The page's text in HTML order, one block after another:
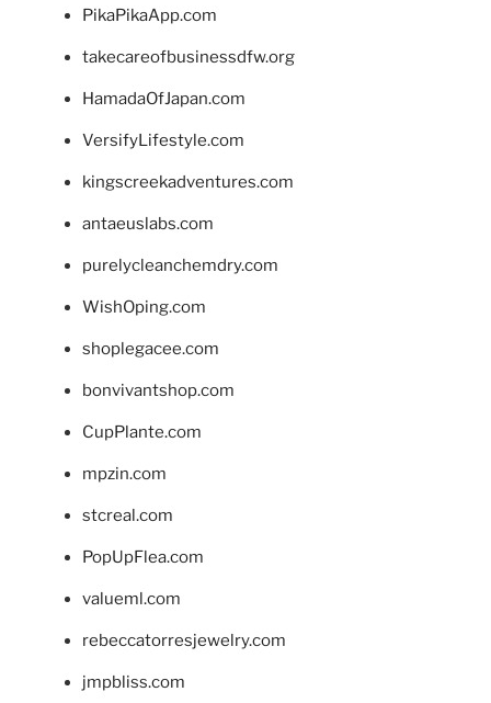
PikaPikaApp.com
takecareofbusinessdfw.org
HamadaOfJapan.com
VersifyLifestyle.com
kingscreekadventures.com
antaeuslabs.com
purelycleanchemdry.com
WishOping.com
shoplegacee.com
bonvivantshop.com
CupPlante.com
mpzin.com
stcreal.com
PopUpFlea.com
valueml.com
rebeccatorresjewelry.com
jmpbliss.com